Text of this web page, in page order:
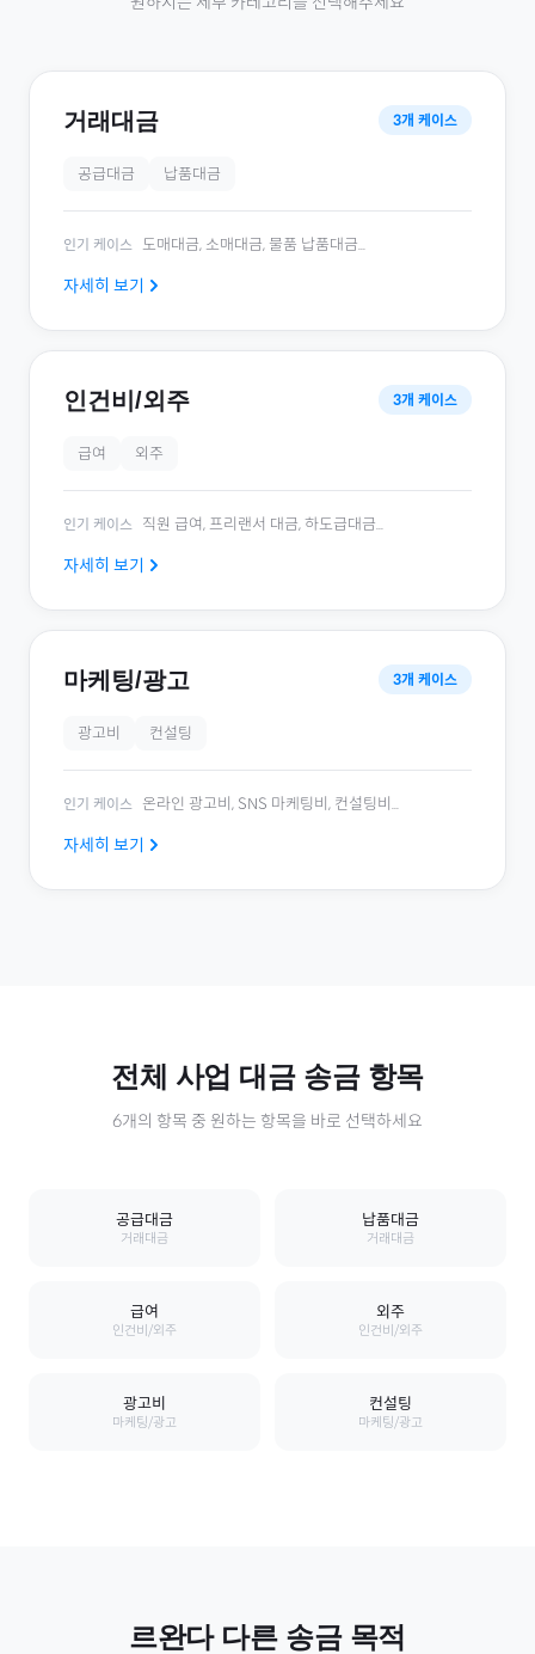
거래대금 3개 케이스
공급대금 납품대금
인기 케이스 도매대금, 소매대금, 물품 납품대금...
자세히 보기
인건비/외주 3개 케이스
급여 외주
인기 케이스 직원 급여, 프리랜서 대금, 하도급대금...
자세히 보기
마케팅/광고 3개 케이스
광고비 컨설팅
인기 케이스 온라인 광고비, SNS 마케팅비, 컨설팅비 ...
자세히 보기
전체 사업 대금송금 항목
6개의 항목 중 원하는 항목을 바로 선택하세요
공급대금
거래대금
납품대금
거래대금
급여
인건비/외주
외주
인건비/외주
광고비
마케팅/광고
컨설팅
마케팅/광고
르완다다른 송금 목적